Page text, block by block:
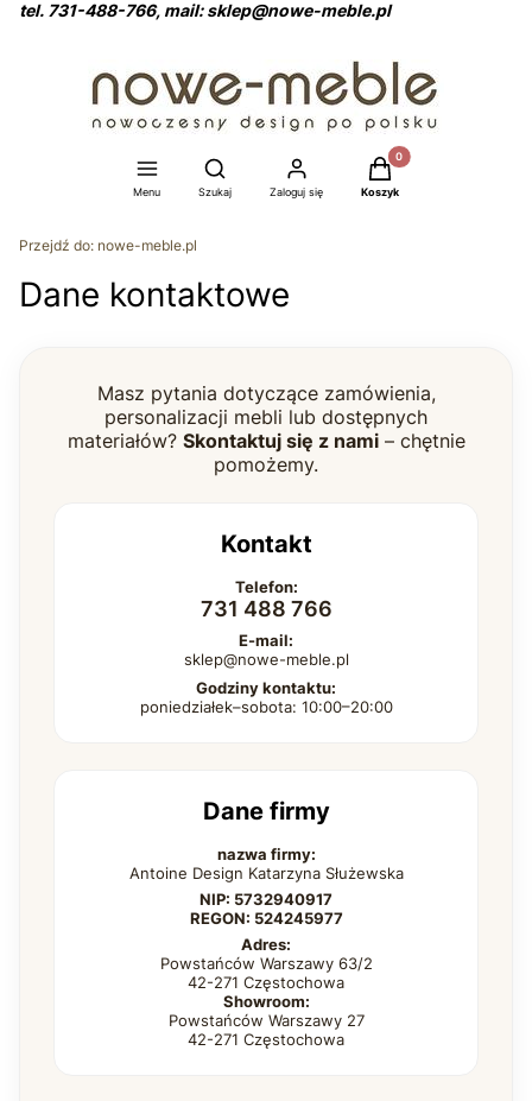
tel. 731-488-766, mail: sklep@nowe-meble.pl
Menu
Otwórz wyszukiwarkę
Szukaj Zaloguj się
Produkty w koszyku:
Koszyk
Przejdź do: nowe-meble.pl
Dane kontaktowe
Masz pytania dotyczące zamówienia,
personalizacji mebli lub dostępnych
materiałów? Skontaktuj się z nami– chętnie
pomożemy.
Kontakt
Telefon:
731 488 766
E-mail:
sklep@nowe-meble.pl
Godziny kontaktu:
poniedziałek–sobota: 10:00–20:00
Dane firmy
nazwa firmy:
Antoine Design Katarzyna Służewska
NIP: 5732940917
REGON: 524245977
Adres:
Powstańców Warszawy 63/2
42-271 Częstochowa
Showroom:
Powstańców Warszawy 27
42-271 Częstochowa